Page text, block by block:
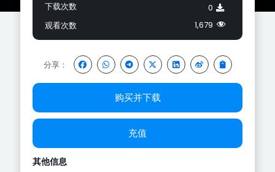
下载次数
观看次数
0
1,679
分享：
购买并下载
充值
其他信息